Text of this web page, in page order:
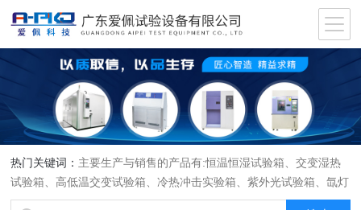
热门关键词： 主要生产与销售的产品有:恒温恒湿试验箱、交变湿热
试验箱、高低温交变试验箱、冷热冲击实验箱、紫外光试验箱、氙灯
老化箱、恒温恒湿实验室、沙尘试验箱、淋雨试验箱、盐水喷雾试验